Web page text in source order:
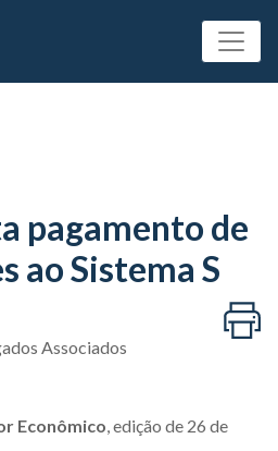
pagamento de
ao Sistema S
Associados
Econômico, edição de 26 de